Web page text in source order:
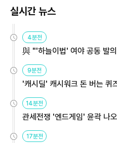
실시간 뉴스
4분전
與 "'하늘이법' 여야 공동 발
9분전
'캐시딜' 캐시워크 돈 버는 퀴
14분전
관세전쟁 '엔드게임' 윤곽 나
용해야
17분전